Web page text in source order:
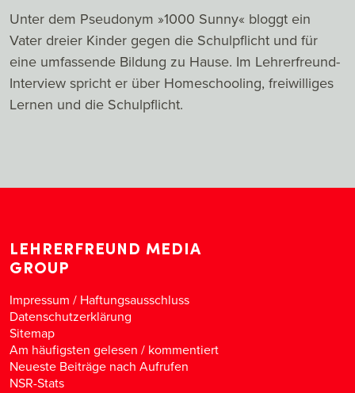
Unter dem Pseudonym »1000 Sunny« bloggt ein
Vater dreier Kinder gegen die Schulpflicht und für
eine umfassende Bildung zu Hause. Im Lehrerfreund-
Interview spricht er über Homeschooling, freiwilliges
Lernen und die Schulpflicht.
LEHRERFREUND MEDIA
GROUP
Impressum / Haftungsausschluss
Datenschutzerklärung
Sitemap
Am häufigsten gelesen / kommentiert
Neueste Beiträge nach Aufrufen
NSR-Stats